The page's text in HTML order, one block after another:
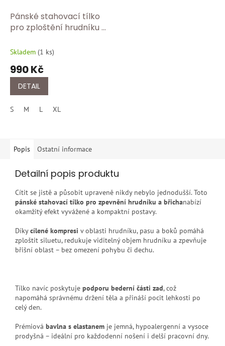
Pánské stahovací tílko
pro zploštění hrudníku a
Made in Italy FC 418/bílá
Skladem (1 ks)
990 Kč
DETAIL
S M L XL
Popis Ostatní informace
Detailní popis produktu
Cítit se jistě a působit upraveně nikdy nebylo jednodušší. Toto
pánské stahovací tílko pro zpevnění hrudníku a břichanabízí
okamžitý efekt vyvážené a kompaktní postavy.
Díkycílené kompresi v oblasti hrudníku, pasu a boků pomáhá
zploštit siluetu, redukuje viditelný objem hrudníku a zpevňuje
břišní oblast – bez omezení pohybu či dechu.
Tílko navíc poskytuje podporu bederní části zad, což
napomáhá správnému držení těla a přináší pocit lehkosti po
celý den.
Prémiová bavlna s elastanem je jemná, hypoalergenní a vysoce
prodyšná – ideální pro každodenní nošení i delší pracovní dny.